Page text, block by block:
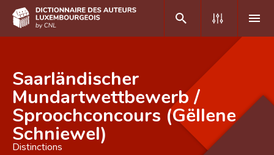
DE FR
Accueil
Auteur(e)s A-Z
Saarländischer
Mundartwettbewerb /
Sproochconcours (Gëllene
Schniewel)
Distinctions